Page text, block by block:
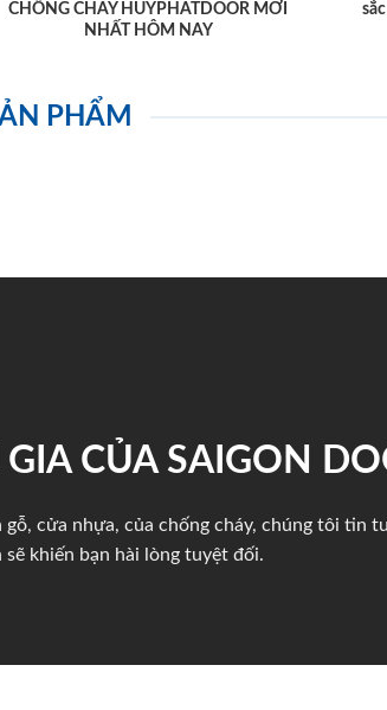
CHỐNG CHÁY HUYPHATDOOR MỚI
NHẤT HÔM NAY
PHẨM
CỦA SAIGON
cửa nhựa, của chống cháy, chúng tôi tin
khiến bạn hài lòng tuyệt đối.